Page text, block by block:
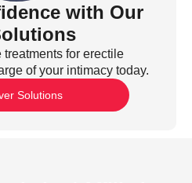
with Our
treatments for erectile
of your intimacy today.
Solutions